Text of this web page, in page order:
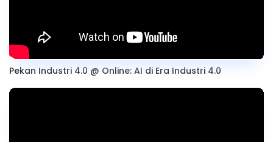
Pekan Industri 4.0 @ Online: AI di Era Industri 4.0